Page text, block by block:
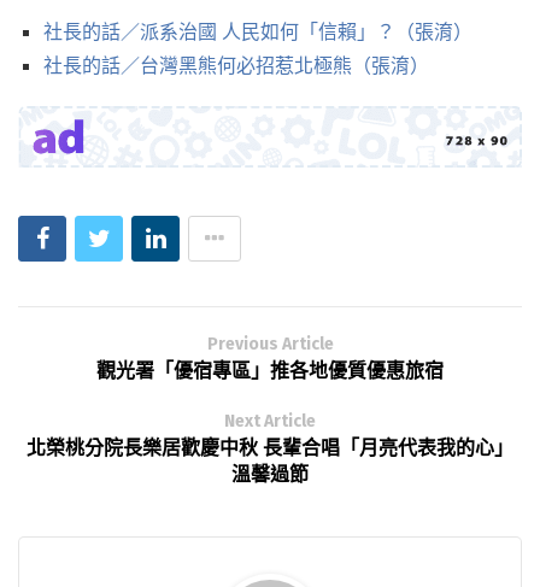
社長的話／派系治國 人民如何「信賴」？（張淯）
社長的話／台灣黑熊何必招惹北極熊（張淯）
Previous Article
觀光署「優宿專區」推各地優質優惠旅宿
Next Article
北榮桃分院長樂居歡慶中秋 長輩合唱「月亮代表我的心」
溫馨過節